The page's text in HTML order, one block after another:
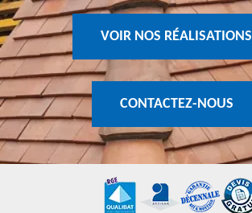
VOIR NOS RÉALISATIONS
CONTACTEZ-NOUS